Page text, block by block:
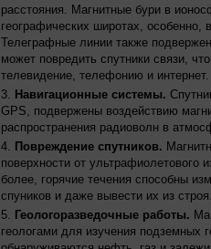
расстояния. Магнитные бури в
географических широтах,
Телеграфные линии также
может повредить спутники связи,
телевидение, телефонию и интернет.
Навигационные системы.
GPS, подвержены воздействию
распространения радиоволн в
Повреждение спутников.
поверхности от ультрафиолетового
более, горячие течения способны
спуников и даже вывести их из
Геологоразведочные работы.
геологами для изучения подземных